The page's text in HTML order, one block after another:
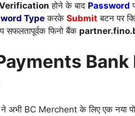
Verification होने के बाद Password
Type करके Submit बटन पर
सफलतापूर्वक फिनो बैंक
अभी BC Merchent के लिए एक नया